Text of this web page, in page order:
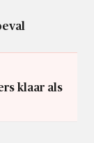
klaar als